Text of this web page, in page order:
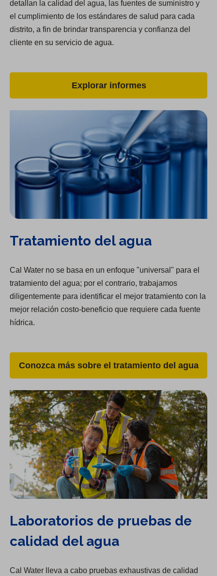
detallan la calidad del agua, las fuentes de suministro y
el cumplimiento de los estándares de salud para cada
distrito, a fin de brindar transparencia y confianza del
cliente en su servicio de agua.
Explorar informes
Tratamiento del agua
Cal Water no se basa en un enfoque "universal" para el
tratamiento del agua; por el contrario, trabajamos
diligentemente para identificar el mejor tratamiento con la
mejor relación costo-beneficio que requiere cada fuente
hídrica.
Conozca más sobre el tratamiento del agua
Laboratorios de pruebas de
calidad del agua
Cal Water lleva a cabo pruebas exhaustivas de calidad